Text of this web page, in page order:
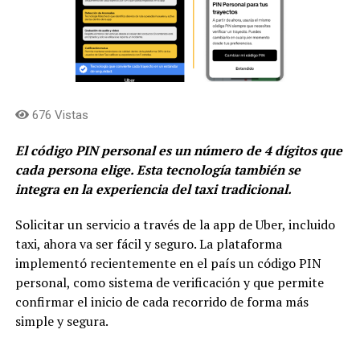
676 Vistas
El código PIN personal es un número de 4 dígitos que
cada persona elige. Esta tecnología también se
integra en la experiencia del taxi tradicional.
Solicitar un servicio a través de la app de Uber, incluido
taxi, ahora va ser fácil y seguro. La plataforma
implementó recientemente en el país un código PIN
personal, como sistema de verificación y que permite
confirmar el inicio de cada recorrido de forma más
simple y segura.